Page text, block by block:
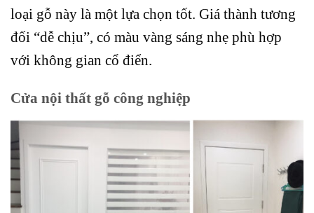
loại gỗ này là một lựa chọn tốt. Giá thành tương
đối “dễ chịu”, có màu vàng sáng nhẹ phù hợp
với không gian cổ điển.
Cửa nội thất gỗ công nghiệp